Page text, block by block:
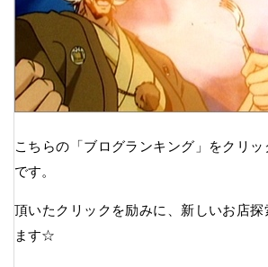
こちらの「ブログランキング」をクリ
です。
頂いたクリックを励みに、新しいお店探
ます☆